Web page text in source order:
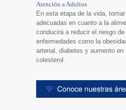
Atención a Adultos
En esta etapa de la vida,
adecuadas en cuanto a la
conducirá a reducir el riesgo de
enfermedades como la
arterial, diabetes y aumento en
colesterol.